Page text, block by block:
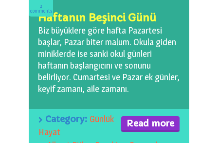
2
comments
Haftanın Beşinci Günü
Biz büyüklere göre hafta Pazartesi
başlar, Pazar biter malum. Okula giden
miniklerde ise sanki okul günleri
haftanın başlangıcını ve sonunu
belirliyor. Cumartesi ve Pazar ek günler,
keyif zamanı, aile zamanı.
Read more
Category: Günlük
Hayat